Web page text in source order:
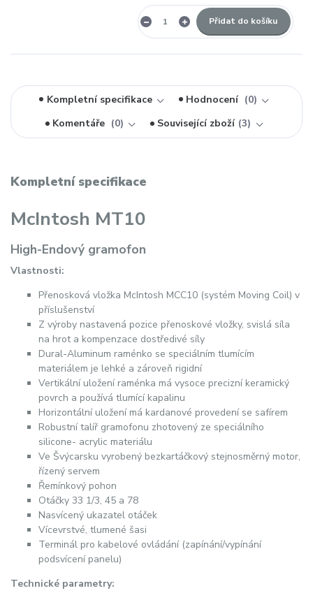
Přidat do košíku
Kompletní specifikace Hodnocení
0
Komentáře
0 Související zboží 3
Kompletní specifikace
McIntosh MT10
High-Endový gramofon
Vlastnosti:
Přenosková vložka McIntosh MCC10 (systém Moving Coil) v
příslušenství
Z výroby nastavená pozice přenoskové vložky, svislá síla
na hrot a kompenzace dostředivé síly
Dural-Aluminum raménko se speciálním tlumícím
materiálem je lehké a zároveň rigidní
Vertikální uložení raménka má vysoce precizní keramický
povrch a používá tlumící kapalinu
Horizontální uložení má kardanové provedení se safírem
Robustní talíř gramofonu zhotovený ze speciálního
silicone- acrylic materiálu
Ve Švýcarsku vyrobený bezkartáčkový stejnosměrný motor,
řízený servem
Řemínkový pohon
Otáčky 33 1/3, 45 a 78
Nasvícený ukazatel otáček
Vícevrstvé, tlumené šasi
Terminál pro kabelové ovládání (zapínání/vypínání
podsvícení panelu)
Technické parametry: